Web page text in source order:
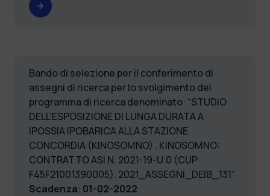
Bando di selezione per il conferimento di
assegni di ricerca per lo svolgimento del
programma di ricerca denominato: “STUDIO
DELL'ESPOSIZIONE DI LUNGA DURATA A
IPOSSIA IPOBARICA ALLA STAZIONE
CONCORDIA (KINOSOMNO) . KINOSOMNO:
CONTRATTO ASI N. 2021-19-U.0 (CUP
F45F21001390005). 2021_ASSEGNI_DEIB_131”
Scadenza: 01-02-2022